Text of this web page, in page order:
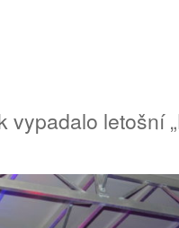
vypadalo letošní